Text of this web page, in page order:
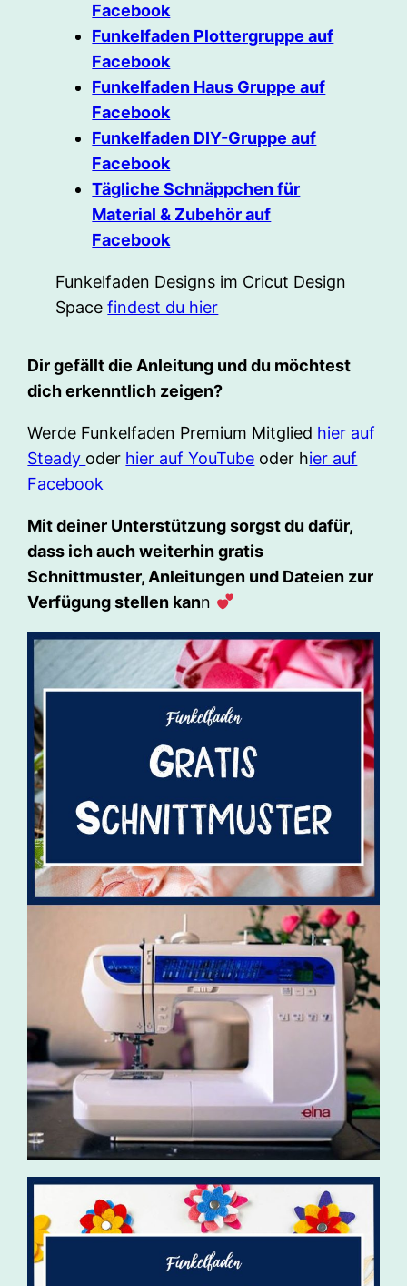
Facebook
Funkelfaden Plottergruppe auf
Facebook
Funkelfaden Haus Gruppe auf
Facebook
Funkelfaden DIY-Gruppe auf
Facebook
Tägliche Schnäppchen für
Material & Zubehör auf
Facebook
Funkelfaden Designs im Cricut Design
Spacefindest du hier
Dir gefällt die Anleitung und du möchtest
dich erkenntlich zeigen?
Werde Funkelfaden Premium Mitglied hier auf
Steady oder hier auf YouTube oder hier auf
Facebook
Mit deiner Unterstützung sorgst du dafür,
dass ich auch weiterhin gratis
Schnittmuster, Anleitungen und Dateien zur
Verfügung stellen kann